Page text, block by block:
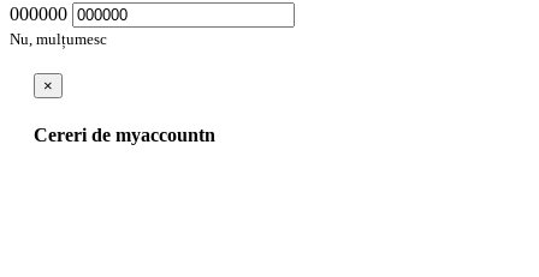
000000
Nu, mulțumesc
×
Cereri de myaccountn